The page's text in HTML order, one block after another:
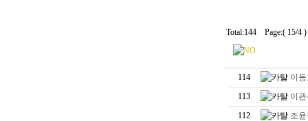
Total:144 Page:( 15/4
114
이
113
이
112
조